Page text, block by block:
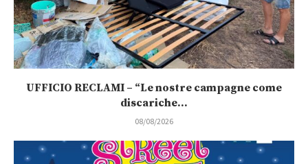
UFFICIO RECLAMI – “Le nostre campagne come
discariche...
08/08/2026